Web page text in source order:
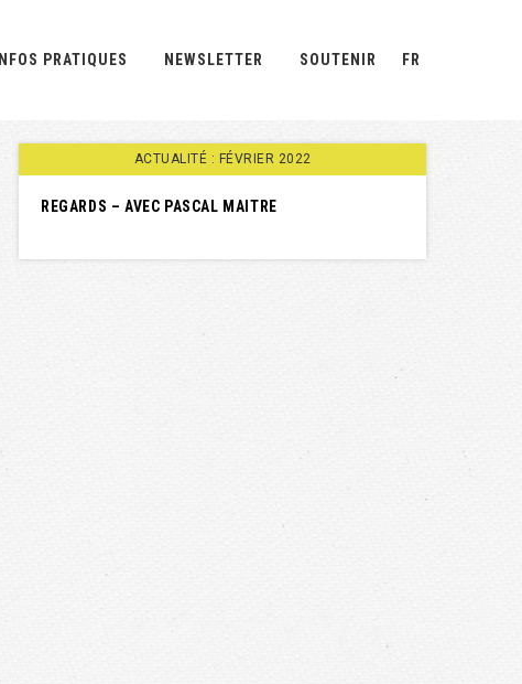
INFOS PRATIQUES NEWSLETTER SOUTENIR FR
ACTUALITÉ : FÉVRIER 2022
REGARDS – AVEC PASCAL MAITRE